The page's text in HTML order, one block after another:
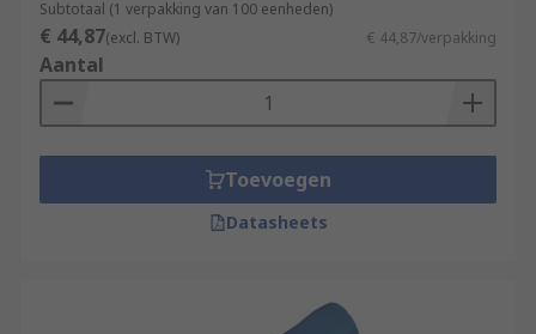
Subtotaal (1 verpakking van 100 eenheden)
€ 44,87(excl. BTW) € 44,87/verpakking
Aantal
Toevoegen
Datasheets